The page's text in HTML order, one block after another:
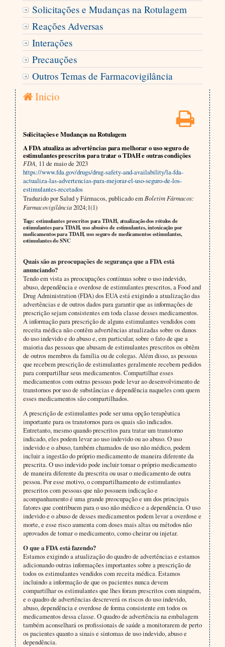
Solicitações e Mudanças na Rotulagem
Reações Adversas
Interações
Precauções
Outros Temas de Farmacovigilância
Inicio
Solicitações e Mudanças na Rotulagem
A FDA atualiza as advertências para melhorar o uso seguro de
estimulantes prescritos para tratar o TDAH e outras condições
FDA, 11 de maio de 2023
https://www.fda.gov/drugs/drug-safety-and-availability/la-fda-
actualiza-las-advertencias-para-mejorar-el-uso-seguro-de-los-
estimulantes-recetados
Traduzido por Salud y Fármacos, publicado em Boletim Fármacos:
Farmacovigilância2024;1(1)
Tags: estimulantes prescritos para TDAH, atualização dos rótulos de
estimulantes para TDAH, uso abusivo de estimulantes, intoxicação por
medicamentos para TDAH, uso seguro de medicamentos estimulantes,
estimulantes do SNC
Quais são as preocupações de segurança que a FDA está
anunciando?
Tendo em vista as preocupações contínuas sobre o uso indevido,
abuso, dependência e overdose de estimulantes prescritos, a Food and
Drug Administration (FDA) dos EUA está exigindo a atualização das
advertências e de outros dados para garantir que as informações de
prescrição sejam consistentes em toda classe desses medicamentos.
A informação para prescrição de alguns estimulantes vendidos com
receita médica não contêm advertências atualizadas sobre os danos
do uso indevido e do abuso e, em particular, sobre o fato de que a
maioria das pessoas que abusam de estimulantes prescritos os obtêm
de outros membros da família ou de colegas. Além disso, as pessoas
que recebem prescrição de estimulantes geralmente recebem pedidos
para compartilhar seus medicamentos. Compartilhar esses
medicamentos com outras pessoas pode levar ao desenvolvimento de
transtornos por uso de substâncias e dependência naqueles com quem
esses medicamentos são compartilhados.
A prescrição de estimulantes pode ser uma opção terapêutica
importante para os transtornos para os quais são indicados.
Entretanto, mesmo quando prescritos para tratar um transtorno
indicado, eles podem levar ao uso indevido ou ao abuso. O uso
indevido e o abuso, também chamados de uso não médico, podem
incluir a ingestão do próprio medicamento de maneira diferente da
prescrita. O uso indevido pode incluir tomar o próprio medicamento
de maneira diferente da prescrita ou usar o medicamento de outra
pessoa. Por esse motivo, o compartilhamento de estimulantes
prescritos com pessoas que não possuem indicação e
acompanhamento é uma grande preocupação e um dos principais
fatores que contribuem para o uso não médico e a dependência. O uso
indevido e o abuso de desses medicamentos podem levar a overdose e
morte, e esse risco aumenta com doses mais altas ou métodos não
aprovados de tomar o medicamento, como cheirar ou injetar.
O que a FDA está fazendo?
Estamos exigindo a atualização do quadro de advertências e estamos
adicionando outras informações importantes sobre a prescrição de
todos os estimulantes vendidos com receita médica. Estamos
incluindo a informação de que os pacientes nunca devem
compartilhar os estimulantes que lhes foram prescritos com ninguém,
e o quadro de advertências descreverá os riscos do uso indevido,
abuso, dependência e overdose de forma consistente em todos os
medicamentos dessa classe. O quadro de advertência na embalagem
também aconselhará os profissionais de saúde a monitorarem de perto
os pacientes quanto a sinais e sintomas de uso indevido, abuso e
dependência.